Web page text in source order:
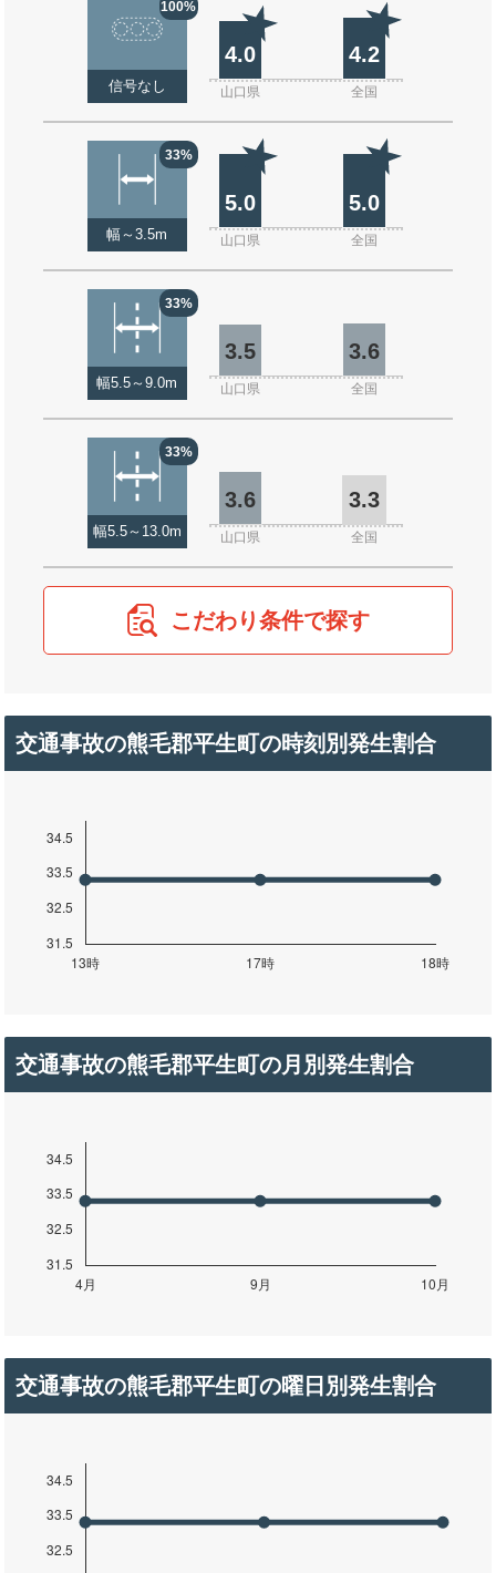
100%
信号なし
4.0 4.2
山口県 全国
33%
幅～3.5m
5.0 5.0
山口県 全国
33%
幅5.5～9.0m
3.5 3.6
山口県 全国
33%
幅5.5～13.0m
3.6 3.3
山口県 全国
こだわり条件で探す
交通事故の熊毛郡平生町の時刻別発生割合
交通事故の熊毛郡平生町の月別発生割合
交通事故の熊毛郡平生町の曜日別発生割合